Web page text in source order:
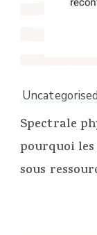
Spectrale
pourquoi
sous